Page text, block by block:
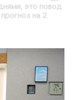
это повод
на 2